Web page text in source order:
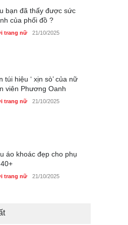
bạn đã thấy được sức
của phối đồ ?
trang nữ 21/10/2025
túi hiệu ‘ xịn sò’ của nữ
viên Phương Oanh
trang nữ 21/10/2025
áo khoác đẹp cho phụ
trang nữ 21/10/2025
áo dài cưới của Hoa